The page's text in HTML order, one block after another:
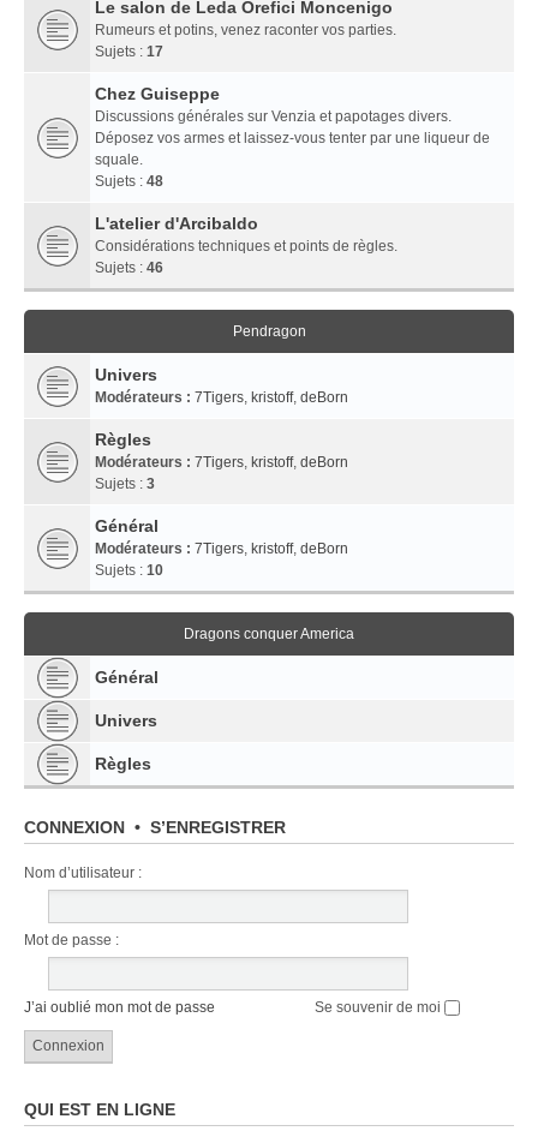
Le salon de Leda Orefici Moncenigo
Rumeurs et potins, venez raconter vos parties.
Sujets : 17
Chez Guiseppe
Discussions générales sur Venzia et papotages divers.
Déposez vos armes et laissez-vous tenter par une liqueur de
squale.
Sujets : 48
L'atelier d'Arcibaldo
Considérations techniques et points de règles.
Sujets : 46
Pendragon
Univers
Modérateurs : 7Tigers, kristoff, deBorn
Règles
Modérateurs : 7Tigers, kristoff, deBorn
Sujets : 3
Général
Modérateurs : 7Tigers, kristoff, deBorn
Sujets : 10
Dragons conquer America
Général
Univers
Règles
CONNEXION • S’ENREGISTRER
Nom d’utilisateur :
Mot de passe :
J’ai oublié mon mot de passe Se souvenir de moi
QUI EST EN LIGNE